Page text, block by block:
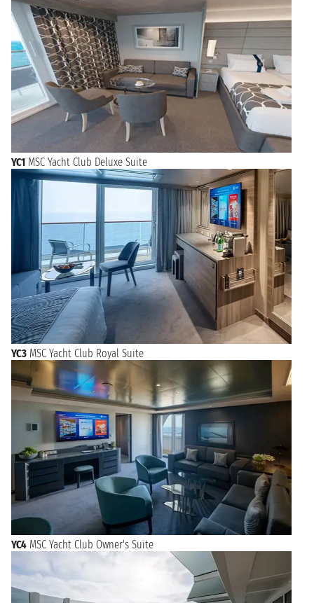
YC1 MSC Yacht Club Deluxe Suite
YC3 MSC Yacht Club Royal Suite
YC4 MSC Yacht Club Owner's Suite